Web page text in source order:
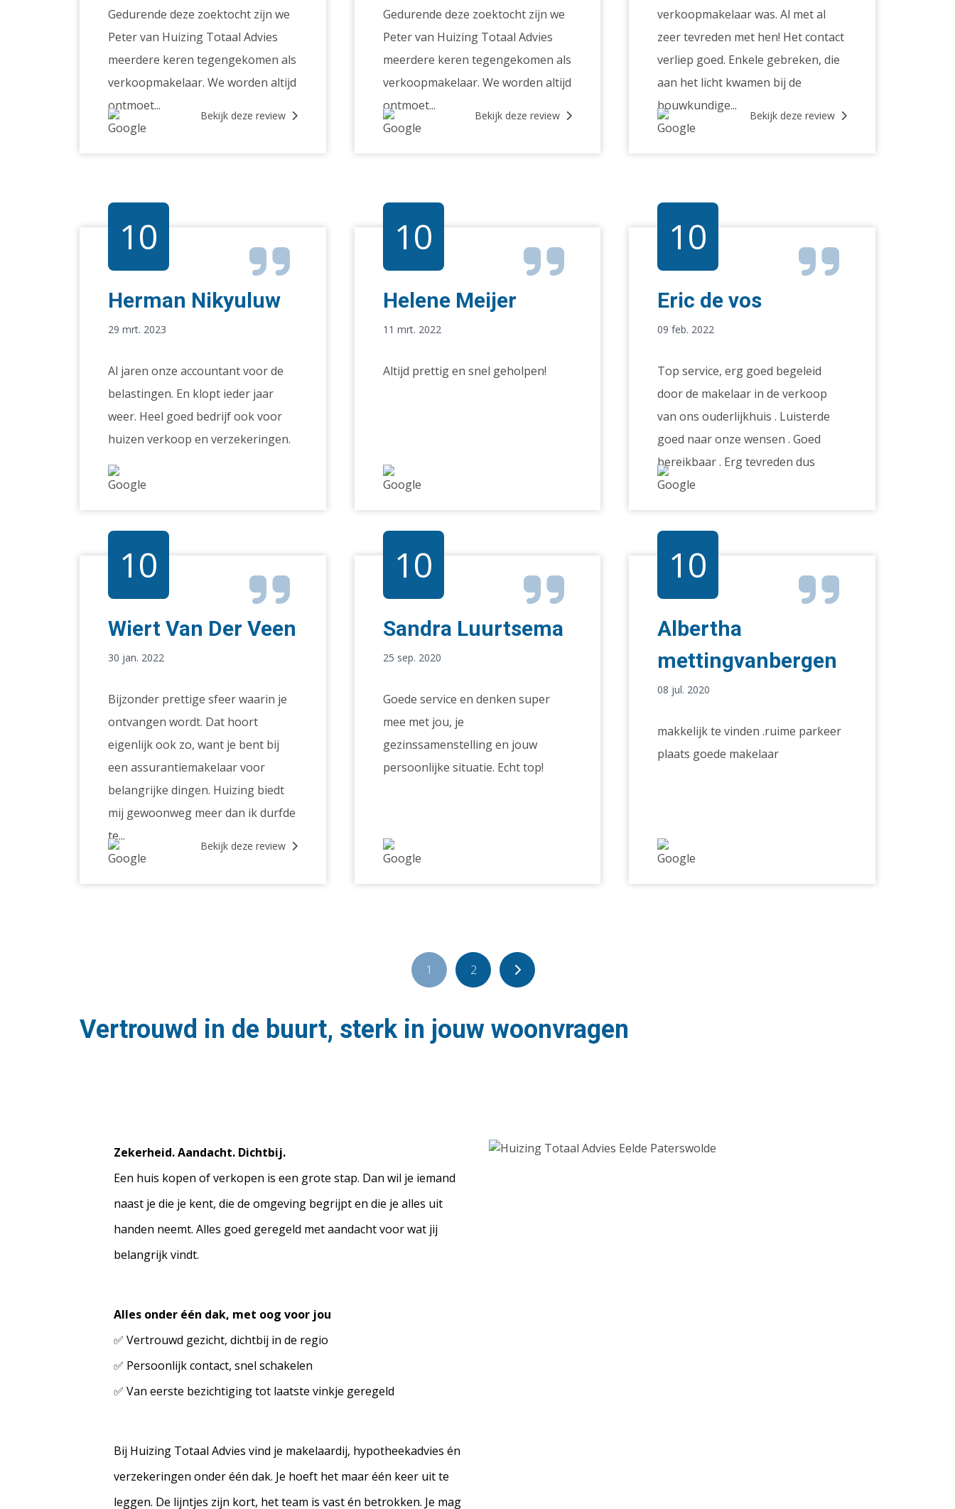
Gedurende deze zoektocht zijn we
Peter van Huizing Totaal Advies
meerdere keren tegengekomen als
verkoopmakelaar. We worden altijd
ontmoet...
Bekijk deze review
Gedurende deze zoektocht zijn we
Peter van Huizing Totaal Advies
meerdere keren tegengekomen als
verkoopmakelaar. We worden altijd
ontmoet...
Bekijk deze review
verkoopmakelaar was. Al met al
zeer tevreden met hen! Het contact
verliep goed. Enkele gebreken, die
aan het licht kwamen bij de
bouwkundige...
Bekijk deze review
10
Herman Nikyuluw
29 mrt. 2023
Al jaren onze accountant voor de
belastingen. En klopt ieder jaar
weer. Heel goed bedrijf ook voor
huizen verkoop en verzekeringen.
10
Helene Meijer
11 mrt. 2022
Altijd prettig en snel geholpen!
10
Eric de vos
09 feb. 2022
Top service, erg goed begeleid
door de makelaar in de verkoop
van ons ouderlijkhuis . Luisterde
goed naar onze wensen . Goed
bereikbaar . Erg tevreden dus
10
Wiert Van Der Veen
30 jan. 2022
Bijzonder prettige sfeer waarin je
ontvangen wordt. Dat hoort
eigenlijk ook zo, want je bent bij
een assurantiemakelaar voor
belangrijke dingen. Huizing biedt
mij gewoonweg meer dan ik durfde
te...
Bekijk deze review
10
Sandra Luurtsema
25 sep. 2020
Goede service en denken super
mee met jou, je
gezinssamenstelling en jouw
persoonlijke situatie. Echt top!
10
Albertha
mettingvanbergen
08 jul. 2020
makkelijk te vinden .ruime parkeer
plaats goede makelaar
1 2
Vertrouwd in de buurt, sterk in jouw woonvragen
Zekerheid. Aandacht. Dichtbij.
Een huis kopen of verkopen is een grote stap. Dan wil je iemand
naast je die je kent, die de omgeving begrijpt en die je alles uit
handen neemt. Alles goed geregeld met aandacht voor wat jij
belangrijk vindt.
Alles onder één dak, met oog voor jou
✅ Vertrouwd gezicht, dichtbij in de regio
✅ Persoonlijk contact, snel schakelen
✅ Van eerste bezichtiging tot laatste vinkje geregeld
Bij Huizing Totaal Advies vind je makelaardij, hypotheekadvies én
verzekeringen onder één dak. Je hoeft het maar één keer uit te
leggen. De lijntjes zijn kort, het team is vast én betrokken. Je mag